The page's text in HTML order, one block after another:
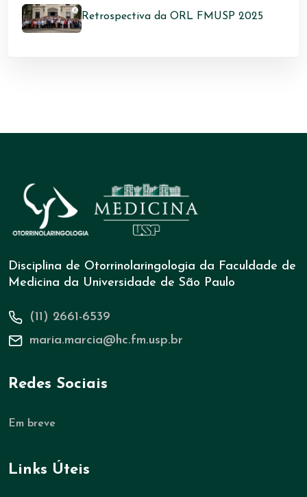
Retrospectiva da ORL FMUSP 2025
Disciplina de Otorrinolaringologia da Faculdade de
Medicina da Universidade de São Paulo
(11) 2661-6539
maria.marcia@hc.fm.usp.br
Redes Sociais
Em breve
Links Úteis